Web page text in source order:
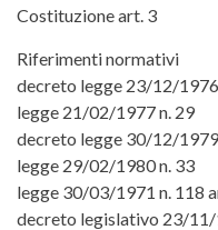
Costituzione art. 3
Riferimenti normativi
decreto legge 23/12/1976
legge 21/02/1977 n. 29
decreto legge 30/12/
legge 29/02/1980 n. 33
legge 30/03/1971 n. 118
decreto legislativo 23/11/